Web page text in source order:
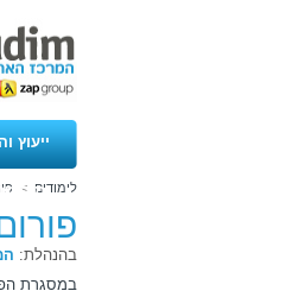
ייעוץ
ימיםלימודים >
בהנהלת:
במסגרת